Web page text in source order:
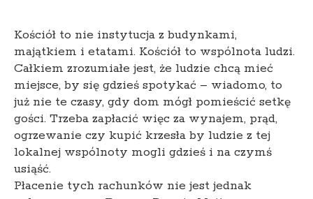
Kościół to nie instytucja z budynkami,
majątkiem i etatami. Kościół to wspólnota ludzi.
Całkiem zrozumiałe jest, że ludzie chcą mieć
miejsce, by się gdzieś spotykać – wiadomo, to
już nie te czasy, gdy dom mógł pomieścić setkę
gości. Trzeba zapłacić więc za wynajem, prąd,
ogrzewanie czy kupić krzesła by ludzie z tej
lokalnej wspólnoty mogli gdzieś i na czymś
usiąść.
Płacenie tych rachunków nie jest jednak